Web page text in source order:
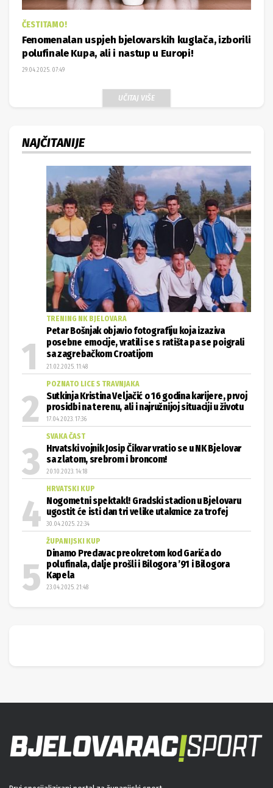
ČESTITAMO!
Fenomenalan uspjeh bjelovarskih kuglača, izborili
polufinale Kupa, ali i nastup u Europi!
29.04.2025. 07:49
UČITAJ VIŠE
NAJČITANIJE
TRENING NK BJELOVARA
Petar Bošnjak objavio fotografiju koja izaziva
posebne emocije, vratili se s ratišta pa se poigrali
sa zagrebačkom Croatijom
21.02.2025. 11:48
POZNATO LICE S TRAVNJAKA
Sutkinja Kristina Veljačić o 16 godina karijere, prvoj
prosidbi na terenu, ali i najružnijoj situaciji u životu
17.04.2023. 17:36
SVAKA ČAST
Hrvatski vojnik Josip Čikvar vratio se u NK Bjelovar
sa zlatom, srebrom i broncom!
20.10.2023. 14:18
HRVATSKI KUP
Nogometni spektakl! Gradski stadion u Bjelovaru
ugostit će isti dan tri velike utakmice za trofej
30.04.2025. 22:34
ŽUPANIJSKI KUP
Dinamo Predavac preokretom kod Garića do
polufinala, dalje prošli i Bilogora ’91 i Bilogora
Kapela
23.04.2025. 21:48